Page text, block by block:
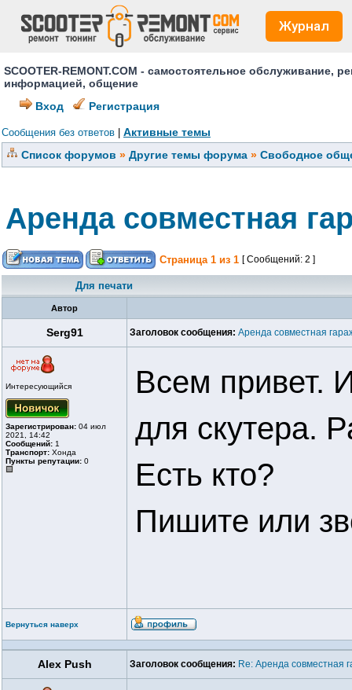
Журнал
SCOOTER-REMONT.COM - самостоятельное
информацией, общение
Вход
Регистрация
Сообщения без ответов
Активные темы
Список форумов » Другие темы форума » Свободное
Аренда совместная
Страница 1 из 1 [ Сообщений: 2 ]
Для печати
Автор
Serg91 Заголовок сообщения: Аренда совместная
Интересующийся
Зарегистрирован: 04 июл
2021, 14:42
Сообщений: 1
Транспорт: Хонда
Пункты репутации: 0
Всем привет.
для скутера.
Есть кто?
Пишите или
Вернуться наверх
Alex Push Заголовок сообщения: Re: Аренда совместная